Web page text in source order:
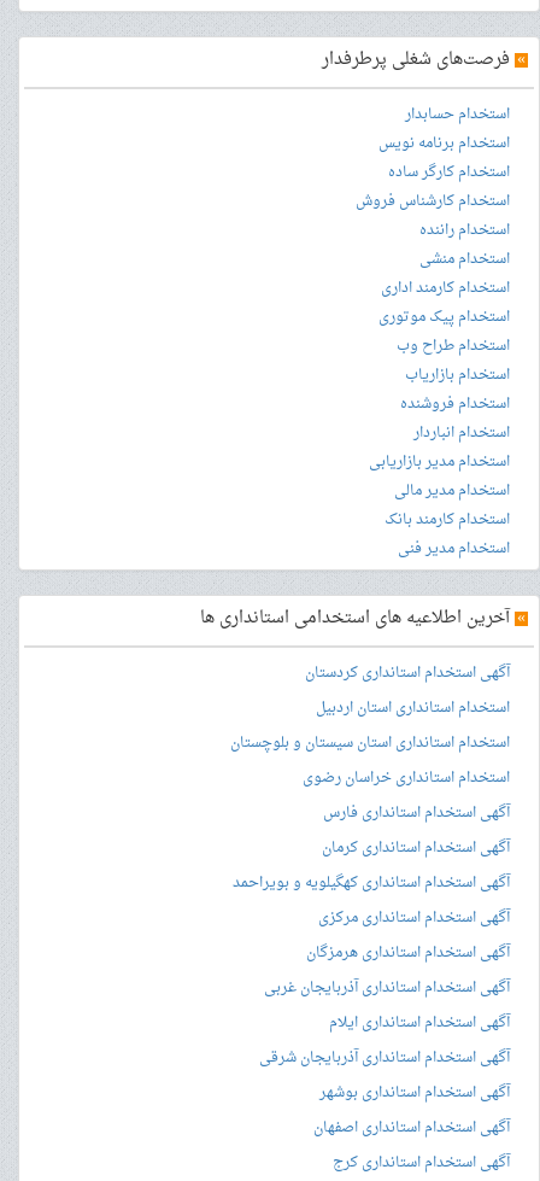
» فرصت‌های شغلی پرطرفدار
استخدام حسابدار
استخدام برنامه نویس
استخدام کارگر ساده
استخدام کارشناس فروش
استخدام راننده
استخدام منشی
استخدام کارمند اداری
استخدام پیک موتوری
استخدام طراح وب
استخدام بازاریاب
استخدام فروشنده
استخدام انباردار
استخدام مدیر بازاریابی
استخدام مدیر مالی
استخدام کارمند بانک
استخدام مدیر فنی
»آخرین اطلاعیه های استخدامی استانداری ها
آگهی استخدام استانداری کردستان
استخدام استانداری استان اردبیل
استخدام استانداری استان سیستان و بلوچستان
استخدام استانداری خراسان رضوی
آگهی استخدام استانداری فارس
آگهی استخدام استانداری کرمان
آگهی استخدام استانداری کهگیلویه و بویراحمد
آگهی استخدام استانداری مرکزی
آگهی استخدام استانداری هرمزگان
آگهی استخدام استانداری آذربایجان غربی
آگهی استخدام استانداری ایلام
آگهی استخدام استانداری آذربایجان شرقی
آگهی استخدام استانداری بوشهر
آگهی استخدام استانداری اصفهان
آگهی استخدام استانداری کرج